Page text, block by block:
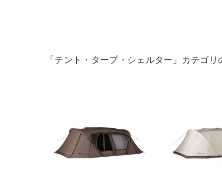
「テント・タープ・シェルター」カテゴ